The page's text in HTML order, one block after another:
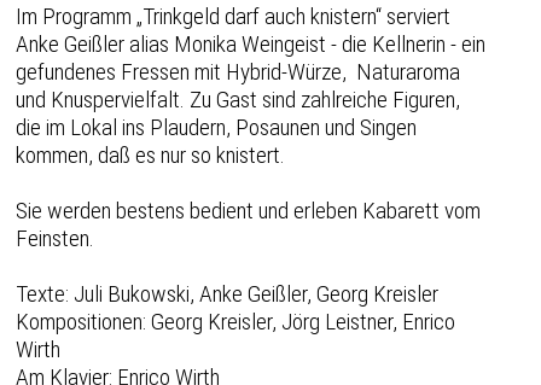
Im Programm „Trinkgeld darf auch knistern“ serviert
Anke Geißler alias Monika Weingeist - die Kellnerin - ein
gefundenes Fressen mit Hybrid-Würze, Naturaroma
und Knuspervielfalt. Zu Gast sind zahlreiche Figuren,
die im Lokal ins Plaudern, Posaunen und Singen
kommen, daß es nur so knistert.
Sie werden bestens bedient und erleben Kabarett vom
Feinsten.
Texte: Juli Bukowski, Anke Geißler, Georg Kreisler
Kompositionen: Georg Kreisler, Jörg Leistner, Enrico
Wirth
Am Klavier: Enrico Wirth